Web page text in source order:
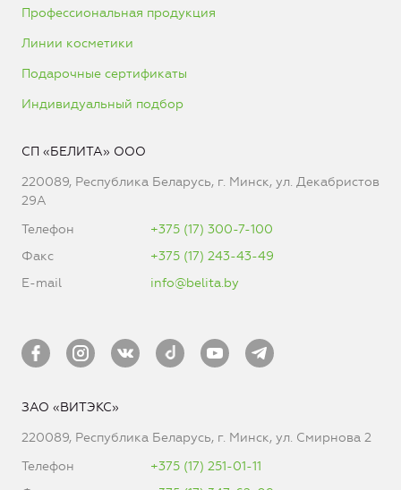
Профессиональная продукция
Линии косметики
Подарочные сертификаты
Индивидуальный подбор
СП «БЕЛИТА» ООО
220089, Республика Беларусь, г. Минск, ул. Декабристов
29А
Телефон
+375 (17) 300-7-100
Факс
+375 (17) 243-43-49
E-mail
info@belita.by
ЗАО «ВИТЭКС»
220089, Республика Беларусь, г. Минск, ул. Смирнова 2
Телефон
+375 (17) 251-01-11